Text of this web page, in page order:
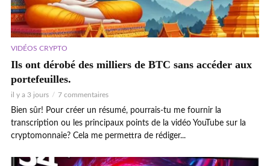
VIDÉOS CRYPTO
Ils ont dérobé des milliers de BTC sans accéder aux
portefeuilles.
il y a 3 jours 7 commentaires
Bien sûr! Pour créer un résumé, pourrais-tu me fournir la
transcription ou les principaux points de la vidéo YouTube sur la
cryptomonnaie? Cela me permettra de rédiger...